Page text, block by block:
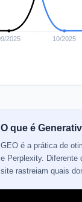
O que é
GEO é a prática de
e Perplexity. Diferente
site rastreiam quais